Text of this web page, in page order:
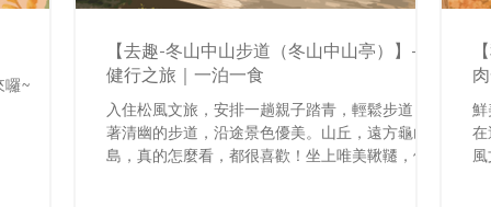
囉~
【去趣-冬山中山步道（冬山中山亭）】-輕
健行之旅｜一泊一食
入住松風文旅，安排一趟親子踏青，輕鬆步道，沿
著清幽的步道，沿途景色優美。山丘，遠方龜山
島，真的怎麼看，都很喜歡！坐上唯美鞦韆，俯瞰
鮮
在